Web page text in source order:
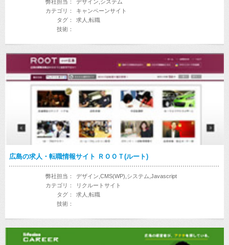
弊社担当：
デザイン,システム
カテゴリ：
キャンペーンサイト
タグ：
求人,転職
技術：
広島の求人・転職情報サイト ＲＯＯＴ(ルート)
弊社担当：
デザイン,CMS(WP),システム,Javascript
カテゴリ：
リクルートサイト
タグ：
求人,転職
技術：